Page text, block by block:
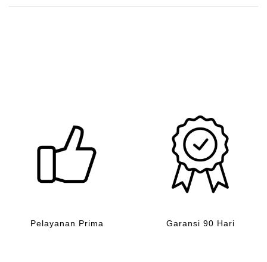
Pelayanan Prima Garansi 90 Hari